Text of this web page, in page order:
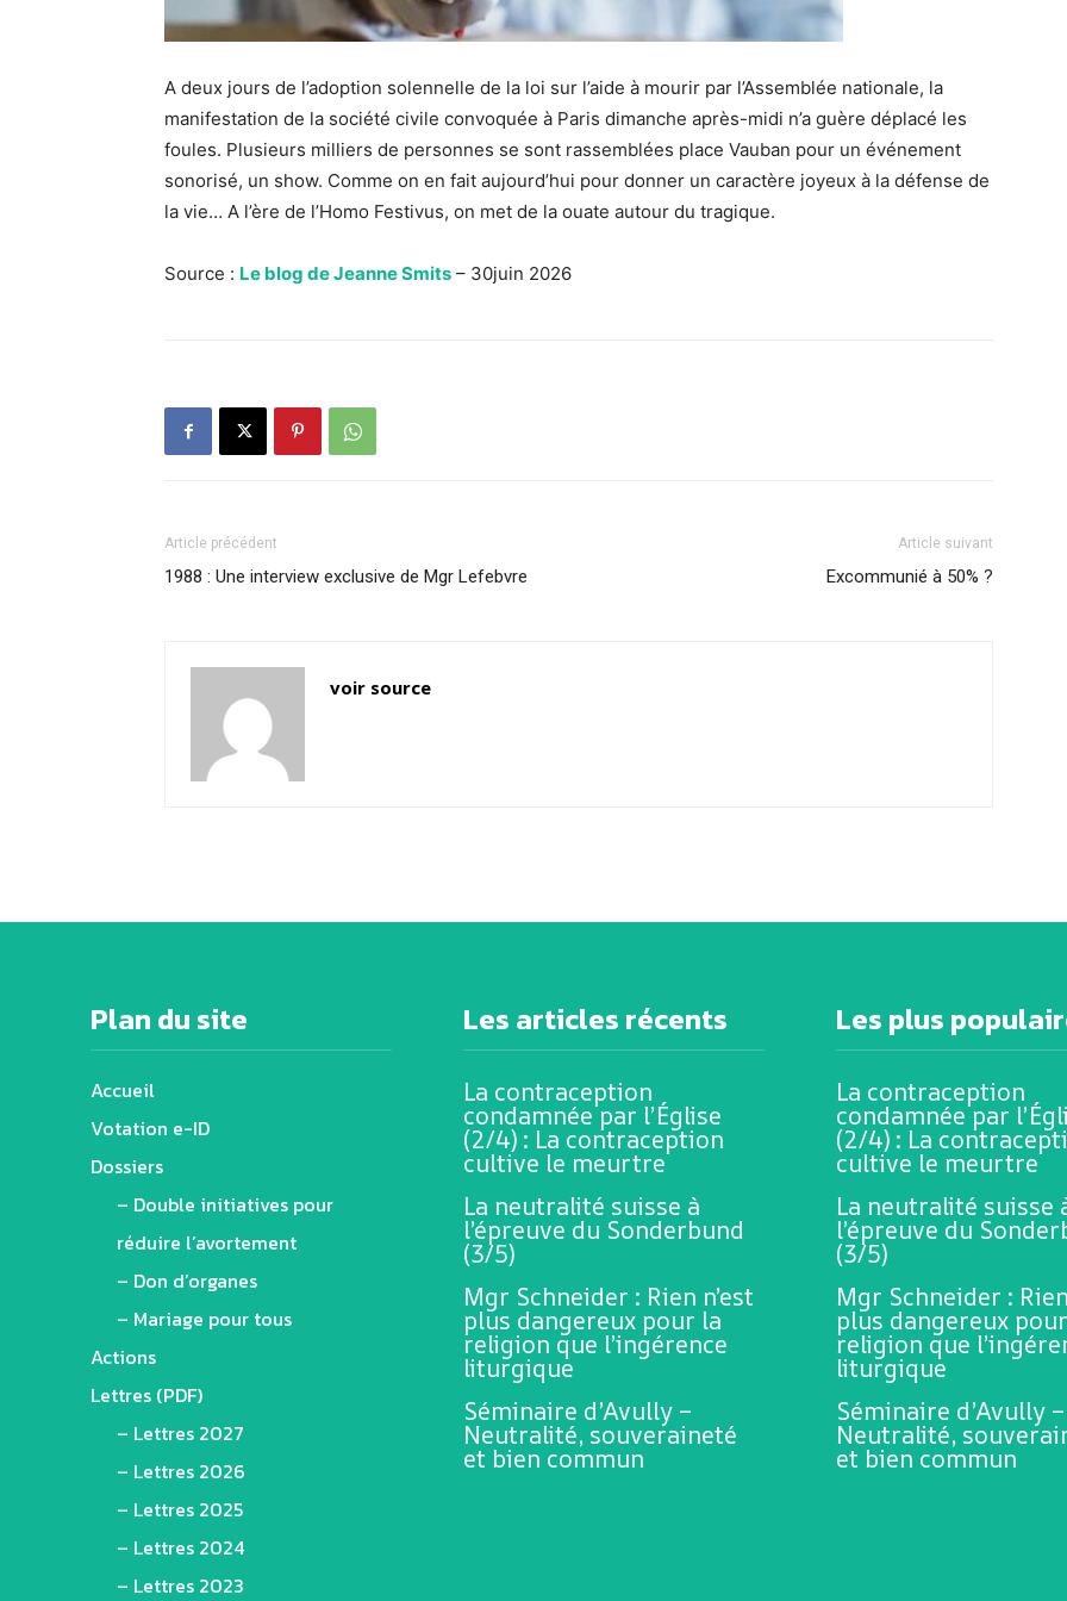
A deux jours de l’adoption solennelle de la loi sur l’aide à mourir par l’Assemblée nationale, la
manifestation de la société civile convoquée à Paris dimanche après-midi n’a guère déplacé les
foules. Plusieurs milliers de personnes se sont rassemblées place Vauban pour un événement
sonorisé, un show. Comme on en fait aujourd’hui pour donner un caractère joyeux à la défense de
la vie… A l’ère de l’Homo Festivus, on met de la ouate autour du tragique.
Source : Le blog de Jeanne Smits – 30juin 2026
Article précédent
1988 : Une interview exclusive de Mgr Lefebvre
Article suivant
Excommunié à 50% ?
voir source
Plan du site
Accueil
Votation e-ID
Dossiers
– Double initiatives pour
réduire l’avortement
– Don d’organes
– Mariage pour tous
Actions
Lettres (PDF)
– Lettres 2027
– Lettres 2026
– Lettres 2025
– Lettres 2024
– Lettres 2023
Les articles récents
La contraception
condamnée par l’Église
(2/4) : La contraception
cultive le meurtre
La neutralité suisse à
l’épreuve du Sonderbund
(3/5)
Mgr Schneider : Rien n’est
plus dangereux pour la
religion que l’ingérence
liturgique
Séminaire d’Avully –
Neutralité, souveraineté
et bien commun
Les plus
La contraception
condamnée par
(2/4) : La
cultive le meurtre
La neutralité suisse
l’épreuve du
(3/5)
Mgr Schneider :
plus dangereux
religion que
liturgique
Séminaire d’Avully –
Neutralité,
et bien commun